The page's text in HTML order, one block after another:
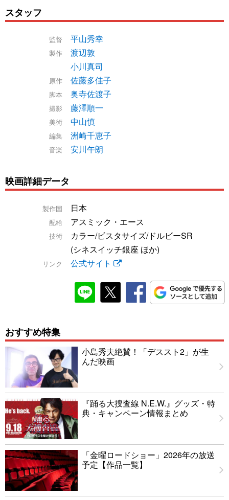
スタッフ
監督 平山秀幸
製作
渡辺敦
小川真司
原作 佐藤多佳子
脚本 奥寺佐渡子
撮影 藤澤順一
美術 中山慎
編集 洲崎千恵子
音楽 安川午朗
映画詳細データ
製作国 日本
配給 アスミック・エース
技術
カラー/ビスタサイズ/ドルビーSR
(シネスイッチ銀座 ほか)
リンク 公式サイト
おすすめ特集
小島秀夫絶賛！「デススト2」が生
んだ映画
『踊る大捜査線 N.E.W.』グッズ・特
典・キャンペーン情報まとめ
「金曜ロードショー」2026年の放送
予定【作品一覧】